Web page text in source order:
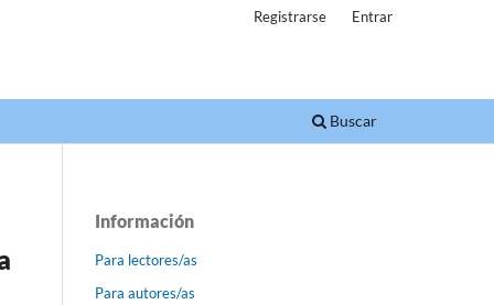
Buscar
Registrarse Entrar
Información
Para lectores/as
Para autores/as